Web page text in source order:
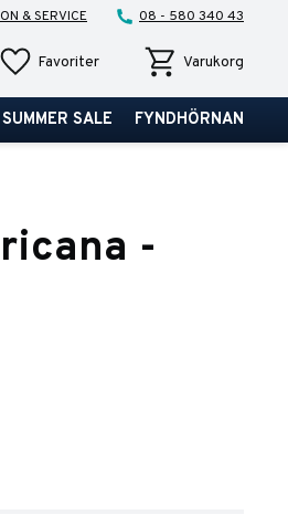
& SERVICE 08 - 580 340 43
FavoriterFavoriter KundvagnVarukorg
SUMMER SALE FYNDHÖRNAN
-